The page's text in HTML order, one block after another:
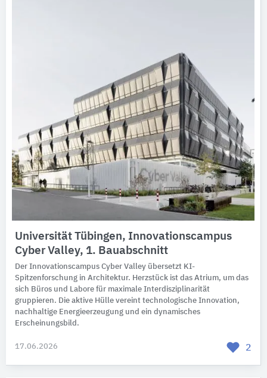
Universität Tübingen, Innovationscampus
Cyber Valley, 1. Bauabschnitt
Der Innovationscampus Cyber Valley übersetzt KI-
Spitzenforschung in Architektur. Herzstück ist das Atrium, um das
sich Büros und Labore für maximale Interdisziplinarität
gruppieren. Die aktive Hülle vereint technologische Innovation,
nachhaltige Energieerzeugung und ein dynamisches
Erscheinungsbild.
17.06.2026 2